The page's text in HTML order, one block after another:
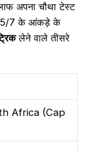
अपना चौथा टेस्ट
में 5/7 के आंकड़े के
लेने वाले तीसरे
Africa (Cap